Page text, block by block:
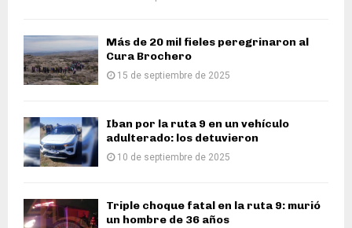
Más de 20 mil fieles peregrinaron al
Cura Brochero
15 de septiembre de 2025
Iban por la ruta 9 en un vehículo
adulterado: los detuvieron
10 de septiembre de 2025
Triple choque fatal en la ruta 9: murió
un hombre de 36 años